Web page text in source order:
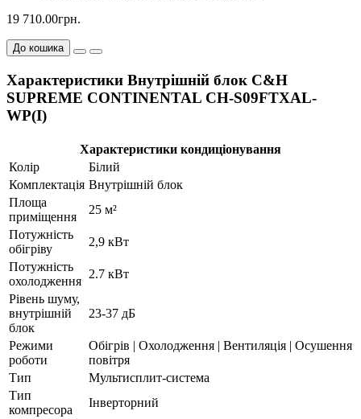
19 710.00грн.
До кошика
Характеристики Внутрішній блок C&H
SUPREME CONTINENTAL CH-S09FTXAL-
WP(I)
Характеристики кондиціонування
Колір
Білий
Комплектація Внутрішній блок
Площа
приміщення
25 м²
Потужність
обігріву
2,9 кВт
Потужність
охолодження
2.7 кВт
Рівень шуму,
внутрішній
блок
23-37 дБ
Режими
роботи
Обігрів | Охолодження | Вентиляція | Осушення
повітря
Тип
Мультисплит-система
Тип
компресора
Інверторний